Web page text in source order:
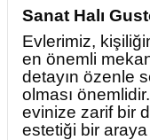
Sanat Halı
Evlerimiz,
en önemli
detayın özenle
olması
evinize zarif bir
estetiği bir